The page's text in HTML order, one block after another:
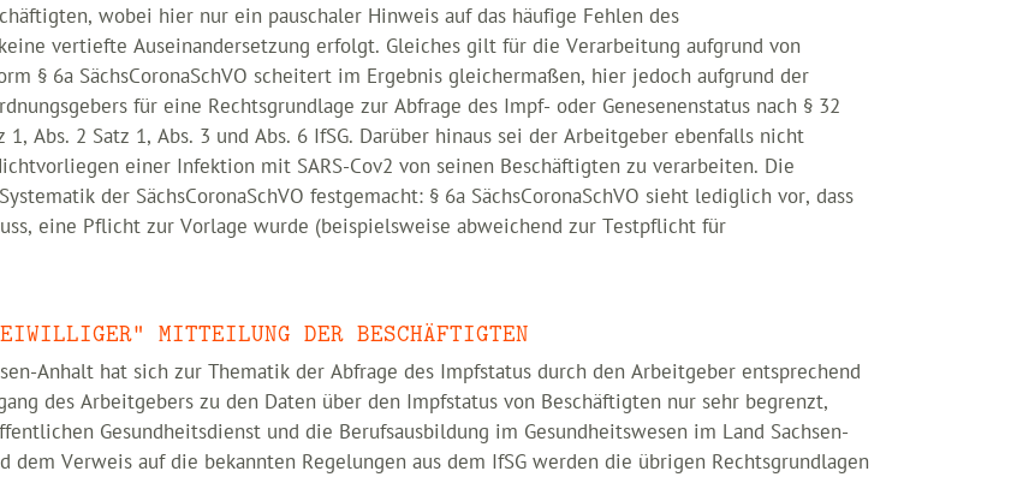
wobei hier nur ein pauschaler Hinweis auf das häufige Fehlen des
vertiefte Auseinandersetzung erfolgt. Gleiches gilt für die Verarbeitung aufgrund von
§ 6a SächsCoronaSchVO scheitert im Ergebnis gleichermaßen, hier jedoch aufgrund der
für eine Rechtsgrundlage zur Abfrage des Impf- oder Genesenenstatus nach § 32
Abs. 2 Satz 1, Abs. 3 und Abs. 6 IfSG. Darüber hinaus sei der Arbeitgeber ebenfalls nicht
einer Infektion mit SARS-Cov2 von seinen Beschäftigten zu verarbeiten. Die
der SächsCoronaSchVO festgemacht: § 6a SächsCoronaSchVO sieht lediglich vor, dass
eine Pflicht zur Vorlage wurde (beispielsweise abweichend zur Testpflicht für
MITTEILUNG DER BESCHÄFTIGTEN
Anhalt hat sich zur Thematik der Abfrage des Impfstatus durch den Arbeitgeber entsprechend
des Arbeitgebers zu den Daten über den Impfstatus von Beschäftigten nur sehr begrenzt,
Gesundheitsdienst und die Berufsausbildung im Gesundheitswesen im Land Sachsen-
Verweis auf die bekannten Regelungen aus dem IfSG werden die übrigen Rechtsgrundlagen